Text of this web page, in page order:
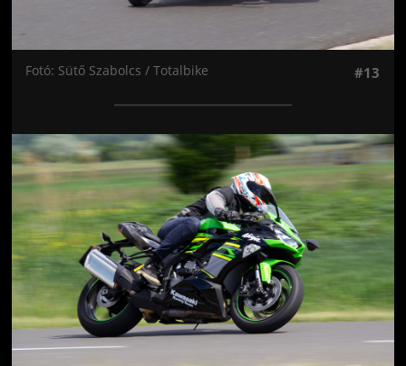
Fotó: Sütő Szabolcs / Totalbike #13
Jön még kép!